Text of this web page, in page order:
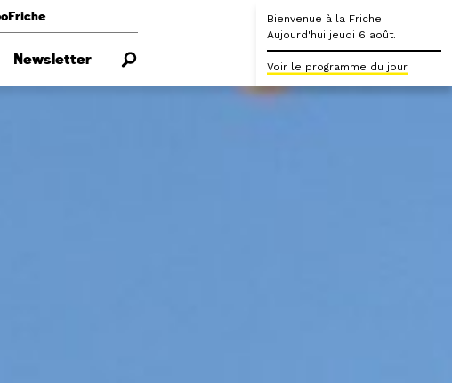
Newsletter
Bienvenue à la Friche
Aujourd'hui jeudi 6 août.
Voir le programme du jour